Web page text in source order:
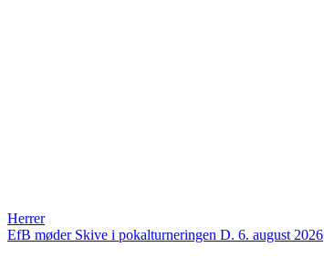
Herrer
EfB møder Skive i pokalturneringen D. 6. august 2026